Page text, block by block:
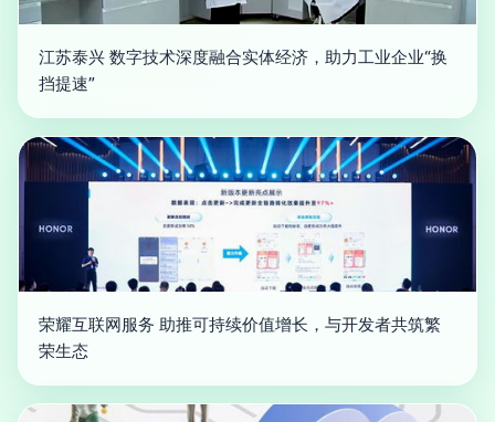
江苏泰兴 数字技术深度融合实体经济，助力工业企业“换
挡提速”
荣耀互联网服务 助推可持续价值增长，与开发者共筑繁
荣生态